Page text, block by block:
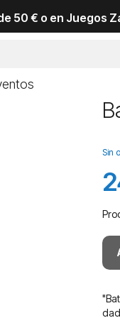
50 € o en Juegos
Sin